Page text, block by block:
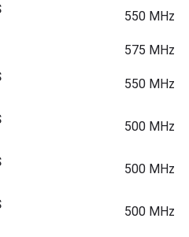
550 MHz
575 MHz
550 MHz
500 MHz
500 MHz
500 MHz